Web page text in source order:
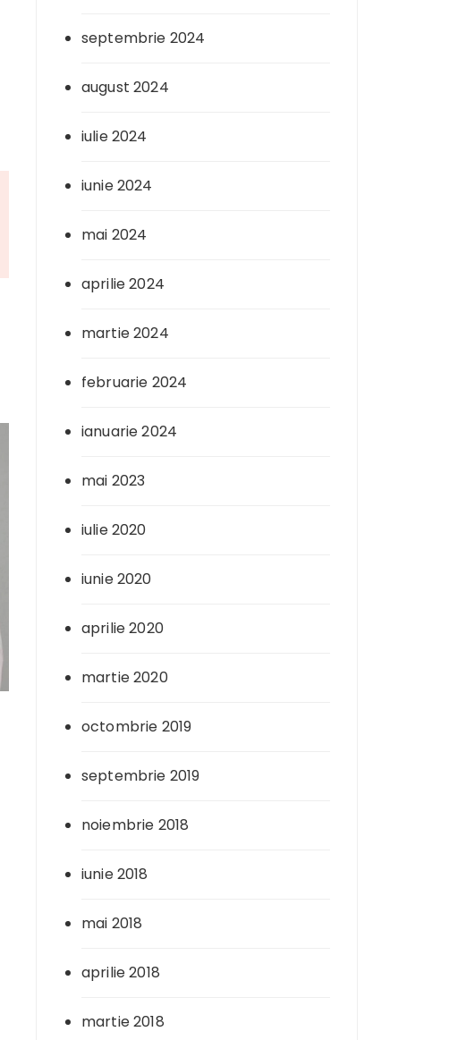
septembrie 2024
august 2024
iulie 2024
iunie 2024
mai 2024
aprilie 2024
martie 2024
februarie 2024
ianuarie 2024
mai 2023
iulie 2020
iunie 2020
aprilie 2020
martie 2020
octombrie 2019
septembrie 2019
noiembrie 2018
iunie 2018
mai 2018
aprilie 2018
martie 2018